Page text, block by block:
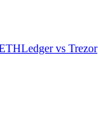
Ledger vs Trezor